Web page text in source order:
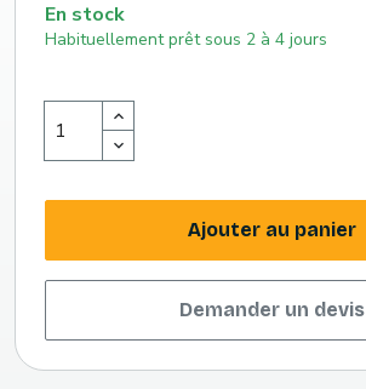
En stock
Habituellement prêt sous 2 à 4 jours
Ajouter au panier
Demander un devis